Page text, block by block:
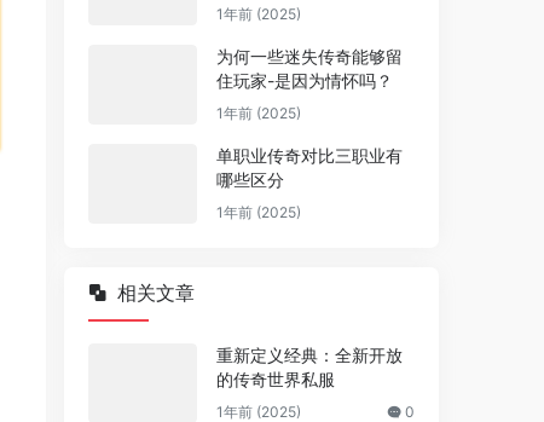
1年前 (2025)
为何一些迷失传奇能够留
住玩家-是因为情怀吗？
1年前 (2025)
单职业传奇对比三职业有
哪些区分
1年前 (2025)
相关文章
重新定义经典：全新开放
的传奇世界私服
1年前 (2025) 0